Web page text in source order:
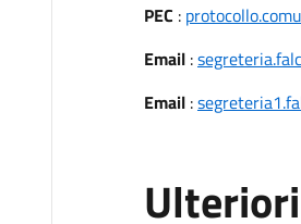
PEC :
Email:
Email: